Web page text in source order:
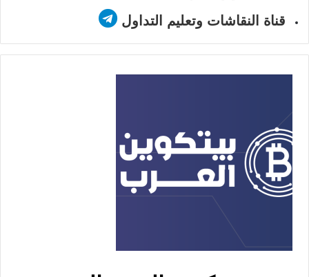
قناة النقاشات وتعليم التداول